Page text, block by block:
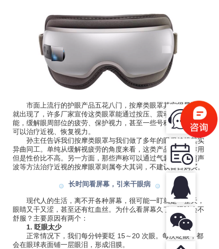
市面上流行的护眼产品五花八门，按摩类眼罩其实很早以前
就出现了，许多厂家宣传这类眼罩能通过按压、震动或加热功
能，缓解眼周部位的疲劳、保护视力，甚至一些号称自己的产品
可以治疗近视、恢复视力。
孙主任告诉我们按摩类眼罩与我们做了多年的眼保健操其实
异曲同工。单纯从缓解视疲劳的角度来看，这类产品有一定作用
但是性价比不高。另一方面，那些声称可以通过气囊压迫、超声
波等方法治疗近视的按摩眼罩则属夸大其词，不建议盲目购买。
长时间看屏幕，引来干眼病
现代人的生活，离不开各种屏幕，很可能一盯就是一整天，
眼睛又干又涩，甚至还有红血丝。 为什么看屏幕久了，眼睛会不
舒服？主要原因有两个：
1. 眨眼太少
正常情况下，我们每分钟要眨 15～20 次眼。每次眨眼，都
会在眼球表面铺一层眼泪，形成泪膜。